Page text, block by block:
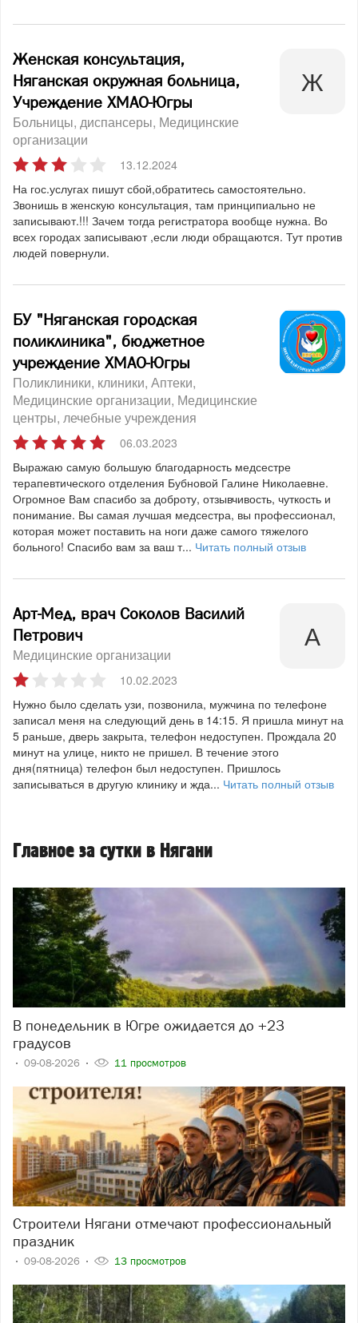
Женская консультация,
Няганская окружная больница,
Учреждение ХМАО-Югры
Больницы, диспансеры Медицинские
организации
13.12.2024
На гос.услугах пишут сбой,обратитесь самостоятельно.
Звонишь в женскую консультация, там принципиально не
записывают.!!! Зачем тогда регистратора вообще нужна. Во
всех городах записывают ,если люди обращаются. Тут против
людей повернули.
БУ "Няганская городская
поликлиника", бюджетное
учреждение ХМАО-Югры
Поликлиники, клиники Аптеки
Медицинские организации Медицинские
центры, лечебные учреждения
06.03.2023
Выражаю самую большую благодарность медсестре
терапевтического отделения Бубновой Галине Николаевне.
Огромное Вам спасибо за доброту, отзывчивость, чуткость и
понимание. Вы самая лучшая медсестра, вы профессионал,
которая может поставить на ноги даже самого тяжелого
больного! Спасибо вам за ваш т... Читать полный отзыв
Арт-Мед, врач Соколов Василий
Петрович
Медицинские организации
10.02.2023
Нужно было сделать узи, позвонила, мужчина по телефоне
записал меня на следующий день в 14:15. Я пришла минут на
5 раньше, дверь закрыта, телефон недоступен. Прождала 20
минут на улице, никто не пришел. В течение этого
дня(пятница) телефон был недоступен. Пришлось
записываться в другую клинику и жда... Читать полный отзыв
Главное за сутки в Нягани
В понедельник в Югре ожидается до +23
градусов
09-08-2026 11 просмотров
Строители Нягани отмечают профессиональный
праздник
09-08-2026 13 просмотров